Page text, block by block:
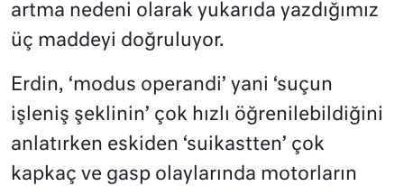
artma nedeni olarak yukarıda yazdığımız
üç maddeyi doğruluyor.
Erdin, ‘modus operandi’ yani ‘suçun
işleniş şeklinin’ çok hızlı öğrenilebildiğini
anlatırken eskiden ‘suikastten’ çok
kapkaç ve gasp olaylarında motorların